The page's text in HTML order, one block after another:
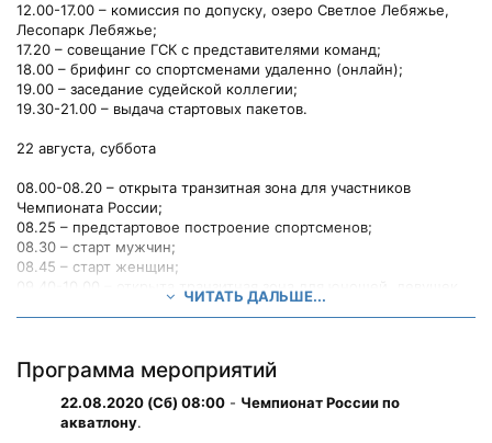
12.00-17.00 – комиссия по допуску, озеро Светлое Лебяжье,
Лесопарк Лебяжье;
17.20 – совещание ГСК с представителями команд;
18.00 – брифинг со спортсменами удаленно (онлайн);
19.00 – заседание судейской коллегии;
19.30-21.00 – выдача стартовых пакетов.
22 августа, суббота
08.00-08.20 – открыта транзитная зона для участников
Чемпионата России;
08.25 – предстартовое построение спортсменов;
08.30 – старт мужчин;
08.45 – старт женщин;
10.20 – старт юношей 13-14,15-17 лет;
10.25 – старт девушек 13-14,15-17 лет;
10.50-11.20 - открыта транзитная зона для возрастных групп;
11.30 – старт возрастных групп;
ЧИТАТЬ ДАЛЬШЕ...
Программа мероприятий
22.08.2020 (Сб) 08:00 - Чемпионат России по
акватлону.